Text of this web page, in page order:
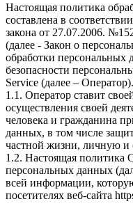
Настоящая политика
составлена в
закона от 27.07.2006.
(далее - Закон о
обработки
безопасности
Service (далее – Оператор).
1.1. Оператор ставит
осуществления своей
человека и гражданина
данных, в том числе
частной жизни, личную и
1.2. Настоящая политика
персональных данных
всей информации,
посетителях веб-сайта